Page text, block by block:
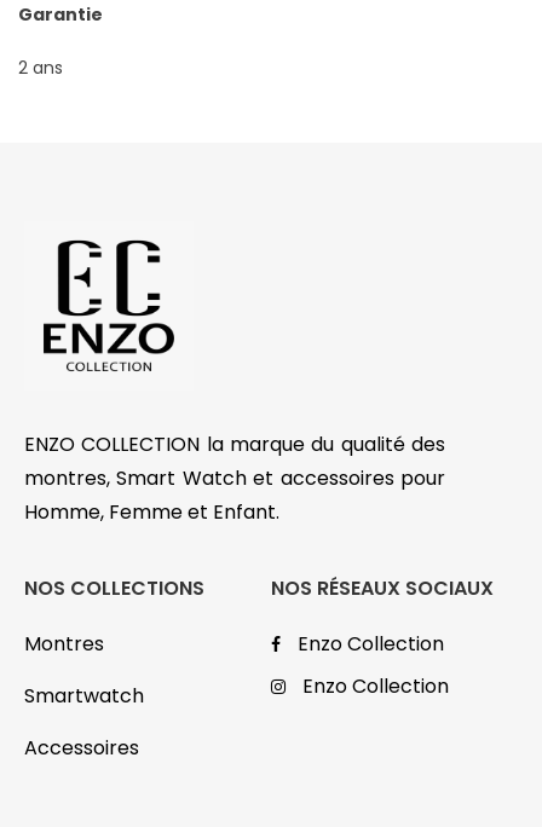
Garantie
2 ans
ENZO COLLECTION la marque du qualité des
montres, Smart Watch et accessoires pour
Homme, Femme et Enfant.
NOS COLLECTIONS
Montres
Smartwatch
Accessoires
NOS RÉSEAUX SOCIAUX
Enzo Collection
Enzo Collection